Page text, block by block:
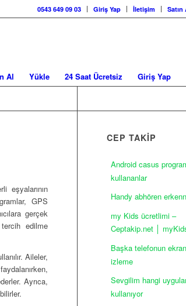
0543 649 09 03 Giriş Yap İletişim Satın
Al Yükle 24 Saat Ücretsiz Giriş Yap
eşyalarının
GPS
gerçek
edilme
Aileler,
Ayrıca,
CEP TAKİP
Android casus
kullananlar
Handy abhören
my Kids ücretlimi –
Ceptakip.net │
Başka telefonun
izleme
Sevgilim hangi
kullanıyor